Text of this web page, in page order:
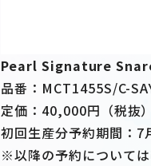
Pearl Signature
品番：MCT1455S/C-
定価：40,000円（税抜）
初回生産分予約期間：
※以降の予約については